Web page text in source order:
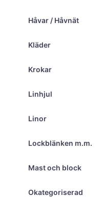
Håvar / Håvnät
Kläder
Krokar
Linhjul
Linor
Lockblänken m.m.
Mast och block
Okategoriserad